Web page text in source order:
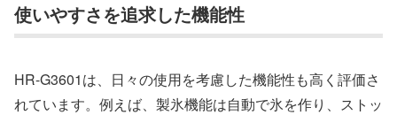
使いやすさを追求した機能性
HR-G3601は、日々の使用を考慮した機能性も高く評価さ
れています。例えば、製氷機能は自動で氷を作り、ストッ